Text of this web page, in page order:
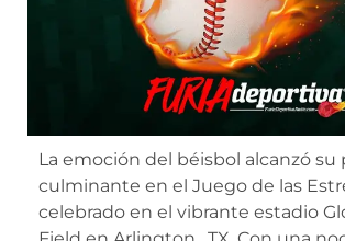
La emoción del béisbol alcanzó
culminante en el Juego de las
celebrado en el vibrante estadio